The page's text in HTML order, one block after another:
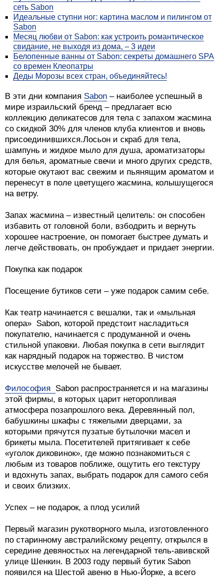
сеть Sabon
Идеальные ступни ног: картина маслом и пилингом от
Sabon
Месяц любви от Sabon: как устроить романтическое
свидание, не выходя из дома, – 3 идеи
Белопенные ванны от Sabon: секреты домашнего SPA
со времен Клеопатры
Деды Морозы всех стран, объединяйтесь!
В эти дни компания Sabon – наиболее успешный в
мире израильский бренд – предлагает всю
коллекцию деликатесов для тела с запахом жасмина
со скидкой 30% для членов клуба клиентов и вновь
присоединившихся.Лосьон и скраб для тела,
шампунь и жидкое мыло для душа, ароматизаторы
для белья, ароматные свечи и много других средств,
которые окутают вас свежим и пьянящим ароматом и
перенесут в поле цветущего жасмина, колышущегося
на ветру.
Запах жасмина – известный целитель: он способен
избавить от головной боли, взбодрить и вернуть
хорошее настроение, он помогает быстрее думать и
легче действовать, он пробуждает и придает энергии.
Покупка как подарок
Посещение бутиков сети – уже подарок самим себе.
Как театр начинается с вешалки, так и «мыльная
опера» Sabon, которой предстоит насладиться
покупателю, начинается с продуманной и очень
стильной упаковки. Любая покупка в сети выглядит
как нарядный подарок на торжество. В чистом
искусстве мелочей не бывает.
Философия Sabon распространяется и на магазины
этой фирмы, в которых царит неторопливая
атмосфера позапрошлого века. Деревянный пол,
бабушкины шкафы с тяжелыми дверцами, за
которыми прячутся пузатые бутылочки масел и
брикеты мыла. Посетителей притягивает к себе
«уголок диковинок», где можно познакомиться с
любым из товаров поближе, ощутить его текстуру
и вдохнуть запах, выбрать подарок для самого себя
и своих близких.
Успех – не подарок, а плод усилий
Первый магазин рукотворного мыла, изготовленного
по старинному австралийскому рецепту, открылся в
середине девяностых на легендарной тель-авивской
улице Шенкин. В 2003 году первый бутик Sabon
появился на Шестой авеню в Нью-Йорке, а всего